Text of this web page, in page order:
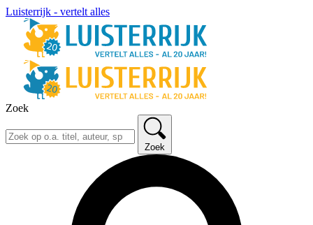
Luisterrijk - vertelt alles
Zoek
Zoek